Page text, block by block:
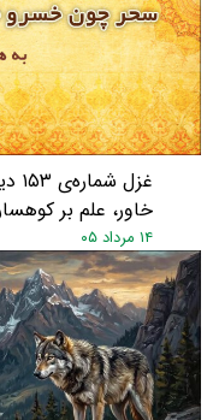
خاور، علم بر
۱۴ مرداد ۰۵